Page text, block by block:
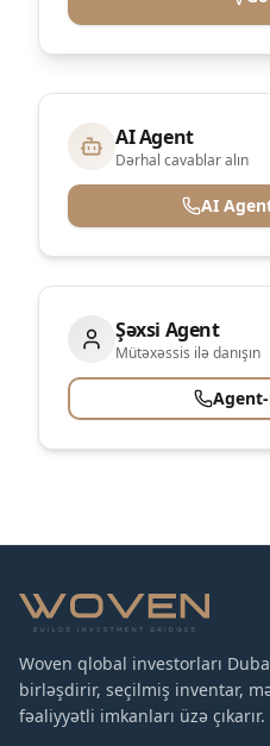
AI Agent
Dərhal cavablar alın
AI
Şəxsi Agent
Mütəxəssis ilə danışın
Woven qlobal investorları
birləşdirir, seçilmiş inventar,
fəaliyyətli imkanları üzə çıkarır.